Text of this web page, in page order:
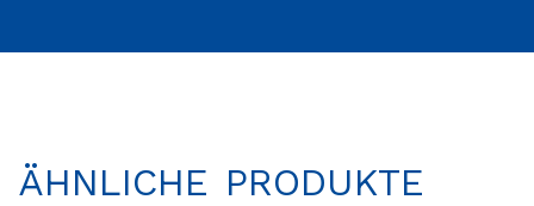
ÄHNLICHE PRODUKTE